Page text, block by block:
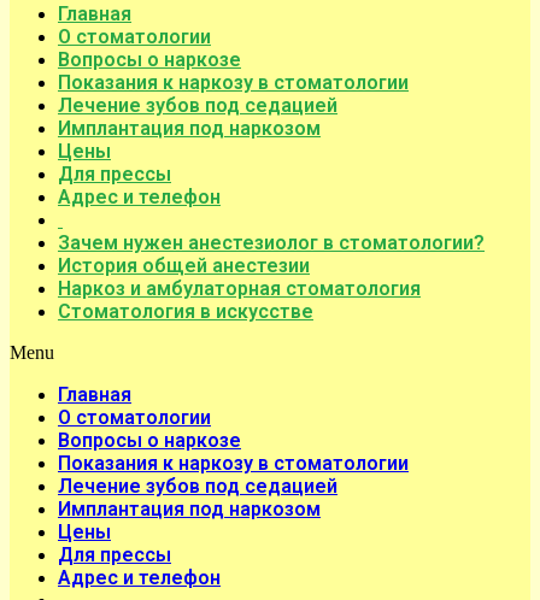
Главная
О стоматологии
Вопросы о наркозе
Показания к наркозу в стоматологии
Лечение зубов под седацией
Имплантация под наркозом
Цены
Для прессы
Адрес и телефон
Зачем нужен анестезиолог в стоматологии?
История общей анестезии
Наркоз и амбулаторная стоматология
Стоматология в искусстве
Menu
Главная
О стоматологии
Вопросы о наркозе
Показания к наркозу в стоматологии
Лечение зубов под седацией
Имплантация под наркозом
Цены
Для прессы
Адрес и телефон